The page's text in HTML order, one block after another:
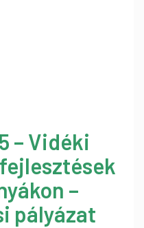
– Vidéki
–
pályázat